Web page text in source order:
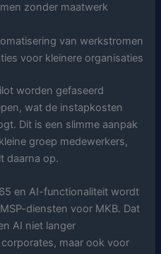
zonder maatwerk
van werkstromen
voor kleinere organisaties
worden gefaseerd
wat de instapkosten
Dit is een slimme aanpak
groep medewerkers,
daarna op.
en AI-functionaliteit wordt
diensten voor MKB. Dat
AI niet langer
maar ook voor